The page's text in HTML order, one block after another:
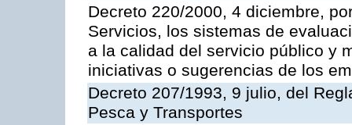
Decreto 220/2000, 4 diciembre,
Servicios, los sistemas de
a la calidad del servicio público y
iniciativas o sugerencias de los
Decreto 207/1993, 9 julio, del
Pesca y Transportes